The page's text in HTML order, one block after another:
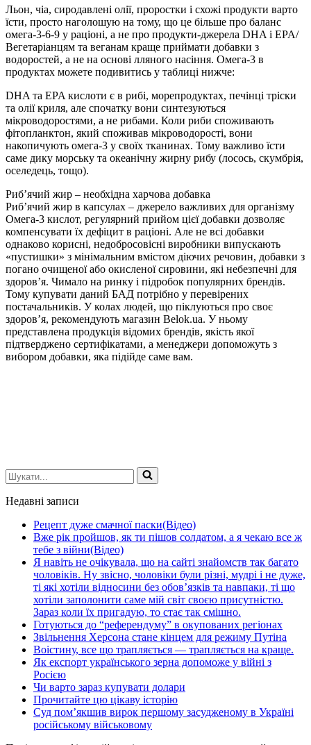
Льон, чіа, сиродавлені олії, проростки і схожі продукти варто
їсти, просто наголошую на тому, що це більше про баланс
омега-3-6-9 у раціоні, а не про продукти-джерела DHA і EPA/
Вегетаріанцям та веганам краще приймати добавки з
водоростей, а не на основі лляного насіння. Омега-3 в
продуктах можете подивитись у таблиці нижче:
DHA та EPA кислоти є в рибі, морепродуктах, печінці тріски
та олії криля, але спочатку вони синтезуються
мікроводоростями, а не рибами. Коли риби споживають
фітопланктон, який споживав мікроводорості, вони
накопичують омега-3 у своїх тканинах. Тому важливо їсти
саме дику морську та океанічну жирну рибу (лосось, скумбрія,
оселедець, тощо).
Риб’ячий жир – необхідна харчова добавка
Риб’ячий жир в капсулах – джерело важливих для організму
Омега-3 кислот, регулярний прийом цієї добавки дозволяє
компенсувати їх дефіцит в раціоні. Але не всі добавки
однаково корисні, недобросовісні виробники випускають
«пустишки» з мінімальним вмістом діючих речовин, добавки з
погано очищеної або окисленої сировини, які небезпечні для
здоров’я. Чимало на ринку і підробок популярних брендів.
Тому купувати даний БАД потрібно у перевірених
постачальників. У колах людей, що піклуються про своє
здоров’я, рекомендують магазин Belok.ua. У ньому
представлена ​​продукція відомих брендів, якість якої
підтверджено сертифікатами, а менеджери допоможуть з
вибором добавки, яка підійде саме вам.
Шукати...
Недавні записи
Рецепт дуже смачної паски(Відео)
Вже рік пройшов, як ти пішов солдатом, а я чекаю все ж
тебе з війни(Відео)
Я навіть не очікувала, що на сайті знайомств так багато
чоловіків. Ну звісно, чоловіки були різні, мудрі і не дуже,
ті які хотіли відносини без обов’язків та навпаки, ті що
хотіли заполонити саме мій світ своєю присутністю.
Зараз коли їх пригадую, то стає так смішно.
Готуються до “референдуму” в окупованих регіонах
Звільнення Херсона стане кінцем для режиму Путіна
Воістину, все що трапляється — трапляється на краще.
Як експорт українського зерна допоможе у війні з
Росією
Чи варто зараз купувати долари
Прочитайте цю цікаву історію
Суд пом’якшив вирок першому засудженому в Україні
російському військовому